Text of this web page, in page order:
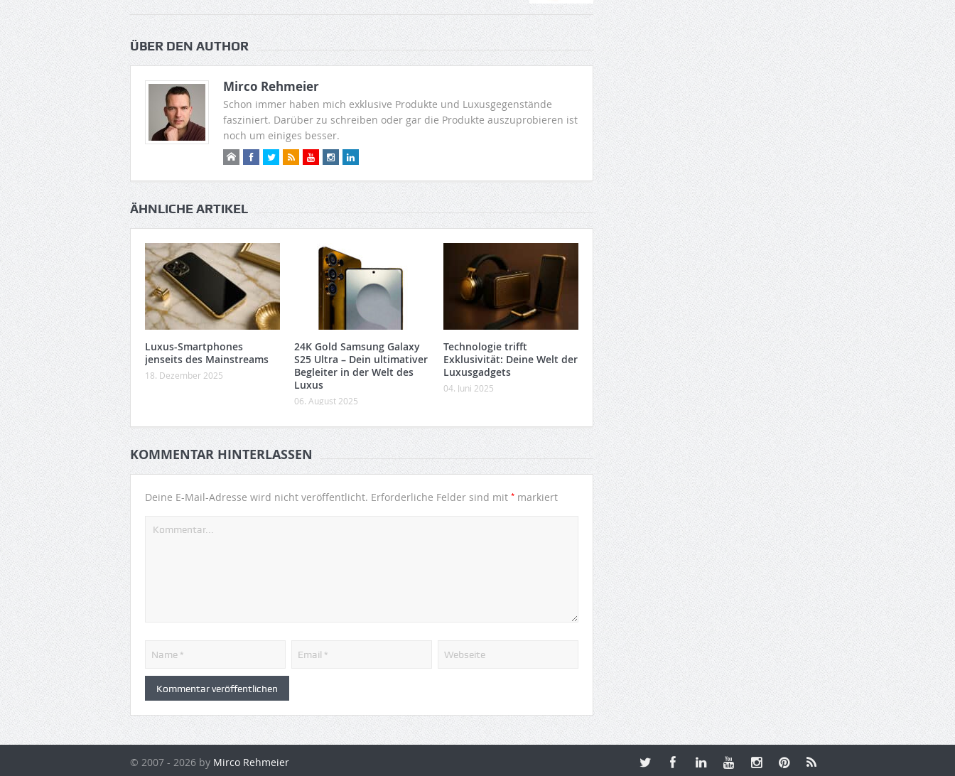
ÜBER DEN AUTHOR
Mirco Rehmeier
Schon immer haben mich exklusive Produkte und Luxusgegenstände
fasziniert. Darüber zu schreiben oder gar die Produkte auszuprobieren ist
noch um einiges besser.
ÄHNLICHE ARTIKEL
Luxus-Smartphones
jenseits des Mainstreams
18. Dezember 2025
24K Gold Samsung Galaxy
S25 Ultra – Dein ultimativer
Begleiter in der Welt des
Luxus
06. August 2025
Technologie trifft
Exklusivität: Deine Welt der
Luxusgadgets
04. Juni 2025
KOMMENTAR HINTERLASSEN
Deine E-Mail-Adresse wird nicht veröffentlicht. Erforderliche Felder sind mit * markiert
© 2007 - 2026 by Mirco Rehmeier